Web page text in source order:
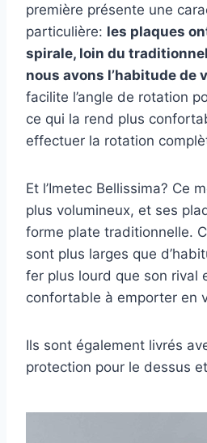
première présente une
particulière: les plaques
spirale, loin du
nous avons l’habitude de
facilite l’angle de rotation
ce qui la rend plus
effectuer la rotation
Et l’Imetec Bellissima? Ce
plus volumineux, et ses
forme plate traditionnelle.
sont plus larges que
fer plus lourd que son rival
confortable à emporter en
Ils sont également livrés
protection pour le dessus